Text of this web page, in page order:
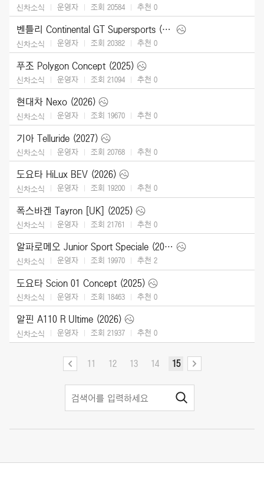
신차소식 운영자 조회 20584 추천 0
벤틀리 Continental GT Supersports (2027)
신차소식 운영자 조회 20382 추천 0
푸조 Polygon Concept (2025)
신차소식 운영자 조회 21094 추천 0
현대차 Nexo (2026)
신차소식 운영자 조회 19670 추천 0
기아 Telluride (2027)
신차소식 운영자 조회 20768 추천 0
도요타 HiLux BEV (2026)
신차소식 운영자 조회 19200 추천 0
폭스바겐 Tayron [UK] (2025)
신차소식 운영자 조회 21761 추천 0
알파로메오 Junior Sport Speciale (2026)
신차소식 운영자 조회 19970 추천 2
도요타 Scion 01 Concept (2025)
신차소식 운영자 조회 18463 추천 0
알핀 A110 R Ultime (2026)
신차소식 운영자 조회 21937 추천 0
11 12 13 14 15